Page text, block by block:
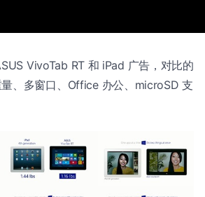
VivoTab RT 和 iPad 广告，对比的
、多窗口、Office 办公、microSD 支